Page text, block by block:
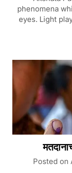
phenomena
eyes. Light
Posted on